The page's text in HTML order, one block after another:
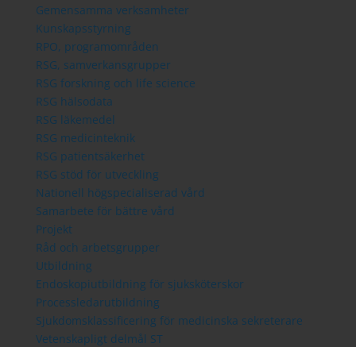
Gemensamma verksamheter
Kunskapsstyrning
RPO, programområden
RSG, samverkansgrupper
RSG forskning och life science
RSG hälsodata
RSG läkemedel
RSG medicinteknik
RSG patientsäkerhet
RSG stöd för utveckling
Nationell högspecialiserad vård
Samarbete för bättre vård
Projekt
Råd och arbetsgrupper
Utbildning
Endoskopiutbildning för sjuksköterskor
Processledarutbildning
Sjukdomsklassificering för medicinska sekreterare
Vetenskapligt delmål ST